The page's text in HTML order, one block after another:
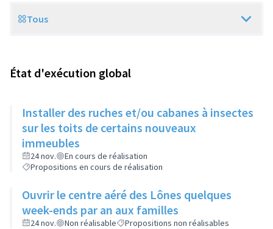
Scope
Tous
État d'exécution global
Installer des ruches et/ou cabanes à insectes
sur les toits de certains nouveaux
immeubles
24 nov.
En cours de réalisation
Propositions en cours de réalisation
Ouvrir le centre aéré des Lônes quelques
week-ends par an aux familles
24 nov. Non réalisable Propositions non réalisables